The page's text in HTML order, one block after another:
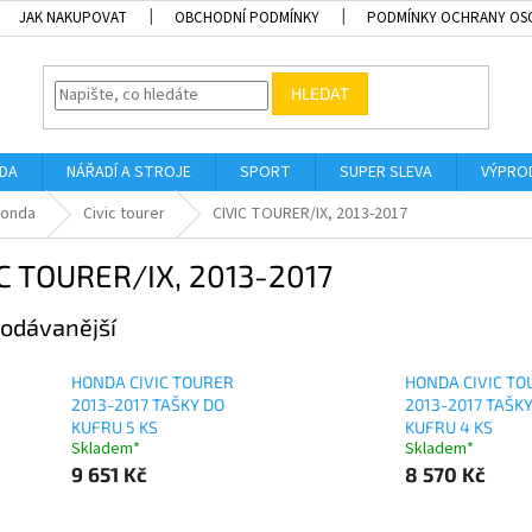
JAK NAKUPOVAT OBCHODNÍ PODMÍNKY PODMÍNKY OCHRANY
HLEDAT
NÁŘADÍ A STROJE SPORT SUPER SLEVA
Civic tourer CIVIC TOURER/IX, 2013-2017
TOURER/IX, 2013-2017
HONDA CIVIC TOURER
2013-2017 TAŠKY DO
KUFRU 5 KS
Skladem*
9 651 Kč
HONDA CIVIC
2013-2017
KUFRU 4 KS
Skladem*
8 570 Kč